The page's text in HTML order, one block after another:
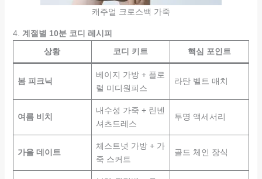
캐주얼 크로스백 가죽
4. 계절별 10분 코디 레시피
상황
코디 키트 핵심 포인트
봄 피크닉
베이지 가방 + 플로
럴 미디원피스
라탄 벨트 매치
여름 비치
내수성 가죽 + 린넨
셔츠드레스
투명 액세서리
가을 데이트
체스트넛 가방 + 가
죽 스커트
골드 체인 장식